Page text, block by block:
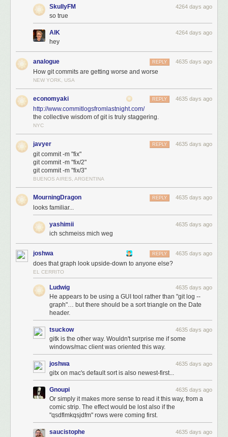
SkullyFM 4264 days ago
so true
AlK 4264 days ago
hey
analogue 4635 days ago
REPLY
How git commits are getting worse and worse
NEW YORK, USA
economyaki 4635 days ago
REPLY
http://www.commitlogsfromlastnight.com/
the collective wisdom of git is truly staggering.
NYC
javyer 4635 days ago
REPLY
git commit -m "fix"
git commit -m "fix/2"
git commit -m "fix/3"
BUENOS AIRES, ARGENTINA
MourningDragon 4635 days ago
REPLY
looks familiar...
yashimii 4635 days ago
ich schmeiss mich weg
joshwa 4635 days ago
REPLY
does that graph look upside-down to anyone else?
EL CERRITO
Ludwig 4635 days ago
He appears to be using a GUI tool rather than "git log --
graph"… but there should be a sort triangle on the Date
header.
tsuckow 4635 days ago
gitk is the other way. Wouldn't surprise me if some
windows/mac client was oriented this way.
joshwa 4635 days ago
gitx on mac's default sort is also newest-first...
Gnoupi 4635 days ago
Or simply it makes more sense to read it this way, from a
comic strip. The effect would be lost also if the
"qsdflmkqsjdfm" rows were coming first.
saucistophe 4635 days ago